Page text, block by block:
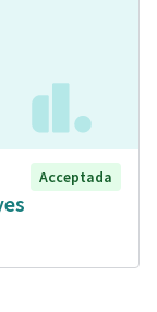
Acceptada